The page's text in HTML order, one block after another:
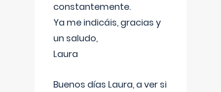
constantemente.
Ya me indicáis, gracias y
un saludo,
Laura
Buenos días Laura, a ver si